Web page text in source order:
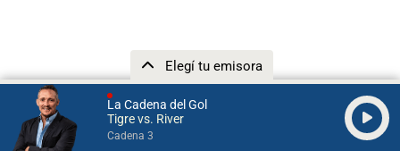
La Cadena del Gol
Tigre vs. River
Cadena 3
Elegí tu emisora